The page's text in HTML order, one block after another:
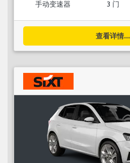
手动变速器 3 门
查看详情...